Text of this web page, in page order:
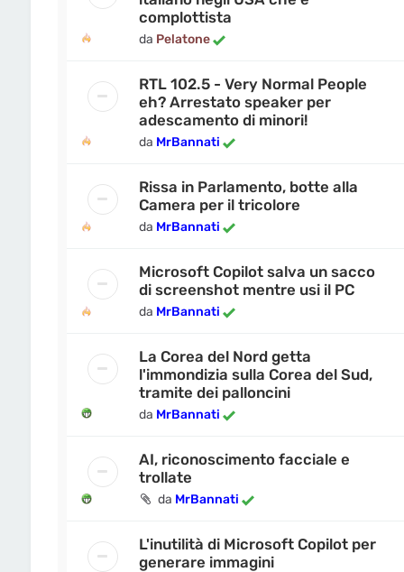
complottista
da Pelatone
RTL 102.5 - Very Normal People
eh? Arrestato speaker per
adescamento di minori!
da MrBannati
Rissa in Parlamento, botte alla
Camera per il tricolore
da MrBannati
Microsoft Copilot salva un sacco
di screenshot mentre usi il PC
da MrBannati
La Corea del Nord getta
l'immondizia sulla Corea del Sud,
tramite dei palloncini
da MrBannati
AI, riconoscimento facciale e
trollate
da MrBannati
L'inutilità di Microsoft Copilot per
generare immagini